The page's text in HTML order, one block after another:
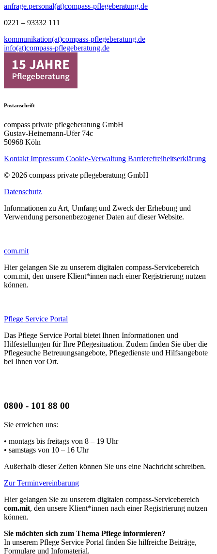
anfrage.personal(at)compass-pflegeberatung.de
0221 – 93332 111
kommunikation(at)compass-pflegeberatung.de
info(at)compass-pflegeberatung.de
Postanschrift
compass private pflegeberatung GmbH
Gustav-Heinemann-Ufer 74c
50968 Köln
Kontakt Impressum Cookie-Verwaltung Barrierefreiheitserklärung
© 2026 compass private pflegeberatung GmbH
Datenschutz
Informationen zu Art, Umfang und Zweck der Erhebung und
Verwendung personenbezogener Daten auf dieser Website.
com.mit
Hier gelangen Sie zu unserem digitalen compass-Servicebereich
com.mit, den unsere Klient*innen nach einer Registrierung nutzen
können.
Pflege Service Portal
Das Pflege Service Portal bietet Ihnen Informationen und
Hilfestellungen für Ihre Pflegesituation. Zudem finden Sie über die
Pflegesuche Betreuungsangebote, Pflegedienste und Hilfsangebote
bei Ihnen vor Ort.
0800 - 101 88 00
Sie erreichen uns:
• montags bis freitags von 8 – 19 Uhr
• samstags von 10 – 16 Uhr
Außerhalb dieser Zeiten können Sie uns eine Nachricht schreiben.
Zur Terminvereinbarung
Hier gelangen Sie zu unserem digitalen compass-Servicebereich
com.mit, den unsere Klient*innen nach einer Registrierung nutzen
können.
Sie möchten sich zum Thema Pflege informieren?
In unserem Pflege Service Portal finden Sie hilfreiche Beiträge,
Formulare und Infomaterial.